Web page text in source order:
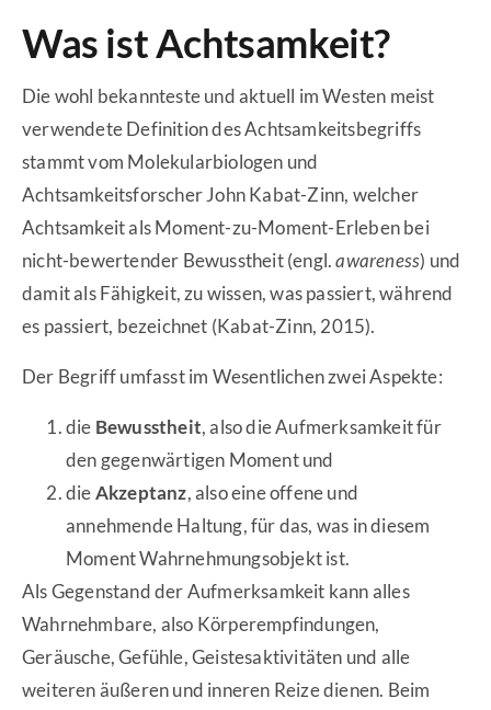
Was ist Achtsamkeit?
Die wohl bekannteste und aktuell im Westen meist
verwendete Definition des Achtsamkeitsbegriffs
stammt vom Molekularbiologen und
Achtsamkeitsforscher John Kabat-Zinn, welcher
Achtsamkeit als Moment-zu-Moment-Erleben bei
nicht-bewertender Bewusstheit (engl.awareness) und
damit als Fähigkeit, zu wissen, was passiert, während
es passiert, bezeichnet (Kabat-Zinn, 2015).
Der Begriff umfasst im Wesentlichen zwei Aspekte:
die Bewusstheit, also die Aufmerksamkeit für
den gegenwärtigen Moment und
dieAkzeptanz, also eine offene und
annehmende Haltung, für das, was in diesem
Moment Wahrnehmungsobjekt ist.
Als Gegenstand der Aufmerksamkeit kann alles
Wahrnehmbare, also Körperempfindungen,
Geräusche, Gefühle, Geistesaktivitäten und alle
weiteren äußeren und inneren Reize dienen. Beim